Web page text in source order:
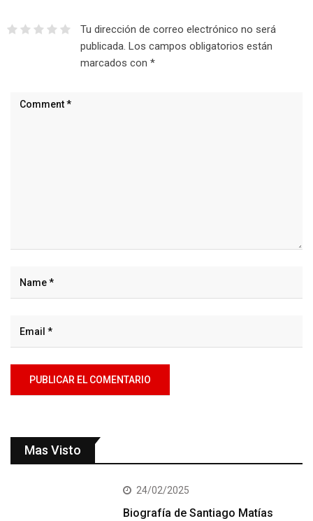
Tu dirección de correo electrónico no será
publicada. Los campos obligatorios están
marcados con *
Mas Visto
24/02/2025
Biografía de Santiago Matías